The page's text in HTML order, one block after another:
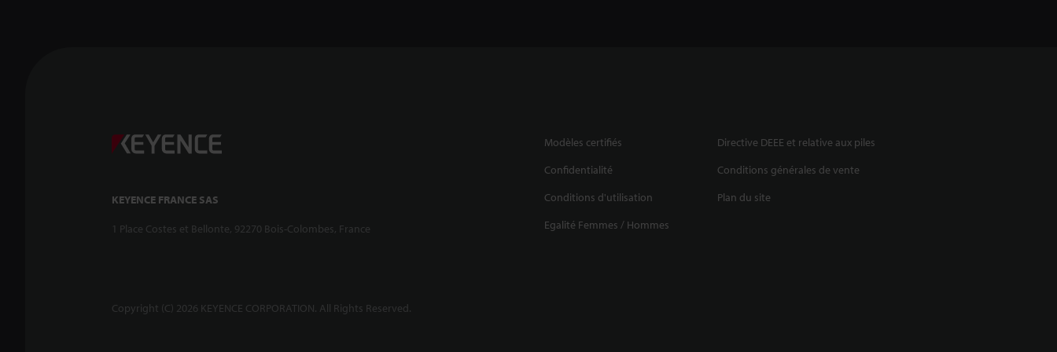
KEYENCE FRANCE SAS
1 Place Costes et Bellonte, 92270 Bois-Colombes, France
Modèles certifiés
Directive DEEE et relative aux piles
Confidentialité
Conditions générales de vente
Conditions d'utilisation
Plan du site
Egalité Femmes / Hommes
Copyright (C) 2026 KEYENCE CORPORATION. All Rights Reserved.